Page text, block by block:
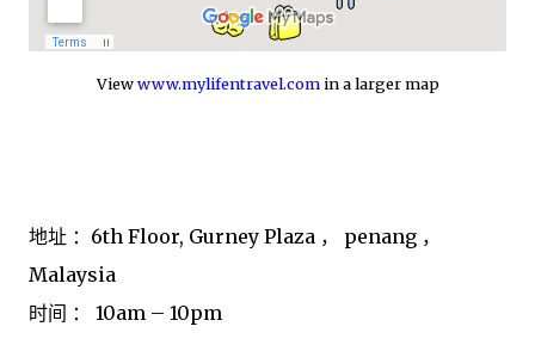
Viewwww.mylifentravel.comin a larger map
地址 ：6th Floor, Gurney Plaza ， penang ，
Malaysia
时间 ： 10am – 10pm